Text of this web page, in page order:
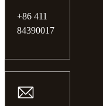
+86 411
84390017